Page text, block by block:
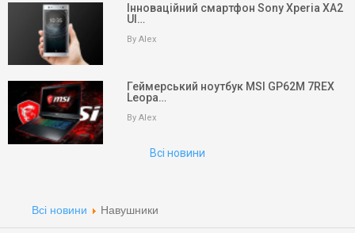
Інноваційний смартфон Sony Xperia XA2
Ul…
By Alex
Геймерський ноутбук MSI GP62M 7REX
Leopa…
By Alex
Всі новини
Всі новини Навушники